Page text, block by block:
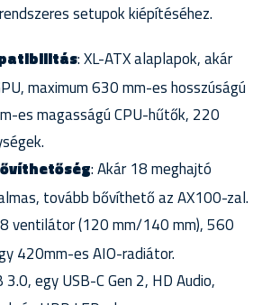
setupok kiépítéséhez.
: XL-ATX alaplapok, akár
maximum 630 mm-es hosszúságú
es magasságú CPU-hűtők, 220
: Akár 18 meghajtó
tovább bővíthető az AX100-zal.
ventilátor (120 mm/140 mm), 560
420mm-es AIO-radiátor.
3.0, egy USB-C Gen 2, HD Audio,